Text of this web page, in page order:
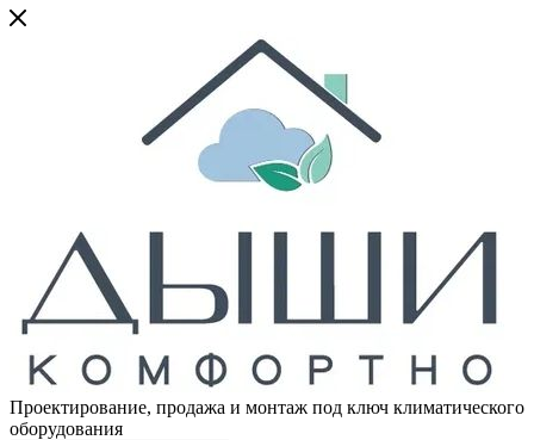
Проектирование, продажа и монтаж под ключ климатического
оборудования